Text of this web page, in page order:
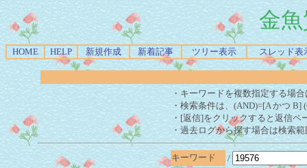
金
HOME HELP 新規作成 新着記事 ツリー表示 スレッド表
・キーワードを複数指定する場
・検索条件は、(AND)=[A かつ
・[返信]をクリックすると返信
・過去ログから探す場合は検索
キーワード
/